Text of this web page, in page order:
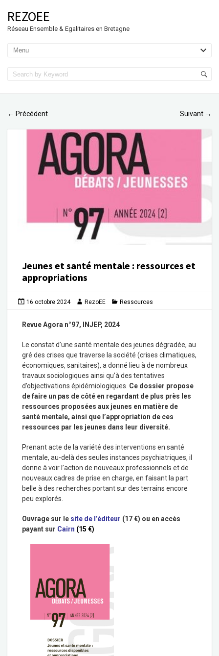
REZOEE
Réseau Ensemble & Egalitaires en Bretagne
← Précédent Suivant →
Jeunes et santé mentale : ressources et
appropriations
16 octobre 2024 RezoEE Ressources
Revue Agora n°97, INJEP, 2024
Le constat d’une santé mentale des jeunes dégradée, au
gré des crises que traverse la société (crises climatiques,
économiques, sanitaires), a donné lieu à de nombreux
travaux sociologiques ainsi qu’à des tentatives
d’objectivations épidémiologiques. Ce dossier propose
de faire un pas de côté en regardant de plus près les
ressources proposées aux jeunes en matière de
santé mentale, ainsi que l’appropriation de ces
ressources par les jeunes dans leur diversité.
Prenant acte de la variété des interventions en santé
mentale, au-delà des seules instances psychiatriques, il
donne à voir l’action de nouveaux professionnels et de
nouveaux cadres de prise en charge, en faisant la part
belle à des recherches portant sur des terrains encore
peu explorés.
Ouvrage sur le site de l’éditeur (17 €) ou en accès
payant sur Cairn (15 €)